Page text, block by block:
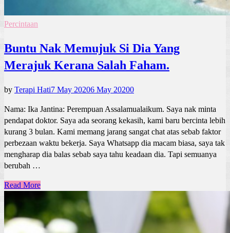
Percintaan
Buntu Nak Memujuk Si Dia Yang
Merajuk Kerana Salah Faham.
by Terapi Hati7 May 20206 May 20200
Nama: Ika Jantina: Perempuan Assalamualaikum. Saya nak minta
pendapat doktor. Saya ada seorang kekasih, kami baru bercinta lebih
kurang 3 bulan. Kami memang jarang sangat chat atas sebab faktor
perbezaan waktu bekerja. Saya Whatsapp dia macam biasa, saya tak
mengharap dia balas sebab saya tahu keadaan dia. Tapi semuanya
berubah …
Read More